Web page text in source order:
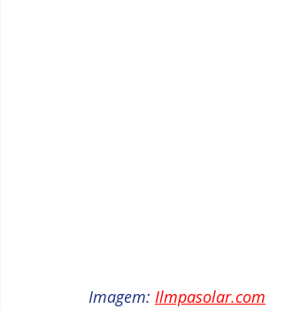
Imagem: Ilmpasolar.com